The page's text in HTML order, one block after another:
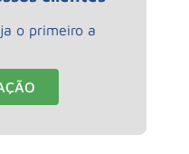
o primeiro a